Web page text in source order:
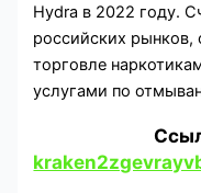
Hydra в 2022 году.
российских
торговле
услугами по